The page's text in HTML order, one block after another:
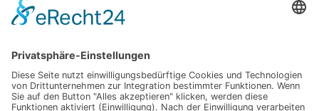
Unternehmen
Verkauf
24594
Hohenwestedt
04871 -
8010
ANFAHRT
04101 -
849900
04168 -
9186730